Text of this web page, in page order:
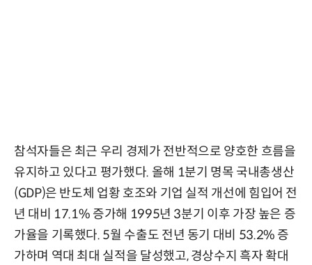
참석자들은 최근 우리 경제가 전반적으로 양호한 흐름을
유지하고 있다고 평가했다. 올해 1분기 명목 국내총생산
(GDP)은 반도체 업황 호조와 기업 실적 개선에 힘입어 전
년 대비 17.1% 증가해 1995년 3분기 이후 가장 높은 증
가율을 기록했다. 5월 수출도 전년 동기 대비 53.2% 증
가하며 역대 최대 실적을 달성했고, 경상수지 흑자 확대